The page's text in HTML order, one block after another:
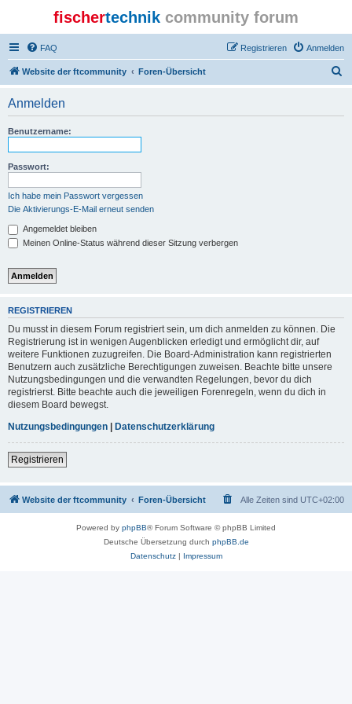
fischertechnik community forum
FAQ Anmelden
Registrieren
Website der ftcommunity Foren-Übersicht
Anmelden
Benutzername:
Passwort:
Ich habe mein Passwort vergessen
Die Aktivierungs-E-Mail erneut senden
Angemeldet bleiben
Meinen Online-Status während dieser Sitzung verbergen
REGISTRIEREN
Du musst in diesem Forum registriert sein, um dich anmelden zu können. Die
Registrierung ist in wenigen Augenblicken erledigt und ermöglicht dir, auf
weitere Funktionen zuzugreifen. Die Board-Administration kann registrierten
Benutzern auch zusätzliche Berechtigungen zuweisen. Beachte bitte unsere
Nutzungsbedingungen und die verwandten Regelungen, bevor du dich
registrierst. Bitte beachte auch die jeweiligen Forenregeln, wenn du dich in
diesem Board bewegst.
Nutzungsbedingungen | Datenschutzerklärung
Registrieren
Website der ftcommunity Foren-Übersicht Alle Zeiten sind UTC+02:00
Powered by phpBB® Forum Software © phpBB Limited
Deutsche Übersetzung durch phpBB.de
Datenschutz| Impressum